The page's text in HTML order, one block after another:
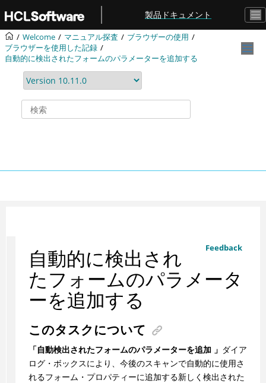
メインコンテンツにジャンプ
製品ドキュメント
Welcome マニュアル探査
ブラウザーの使用
ブラウザーを使用した記録
自動的に検出されたフォームのパラメーターを追加する
Feedback
自動的に検出され
たフォームのパラメータ
ーを追加する
このタスクについて
「自動検出されたフォームのパラメーターを追加 」 ダイア
ログ・ボックスにより、今後のスキャンで自動的に使用さ
れるフォーム・プロパティーに追加する新しく検出された